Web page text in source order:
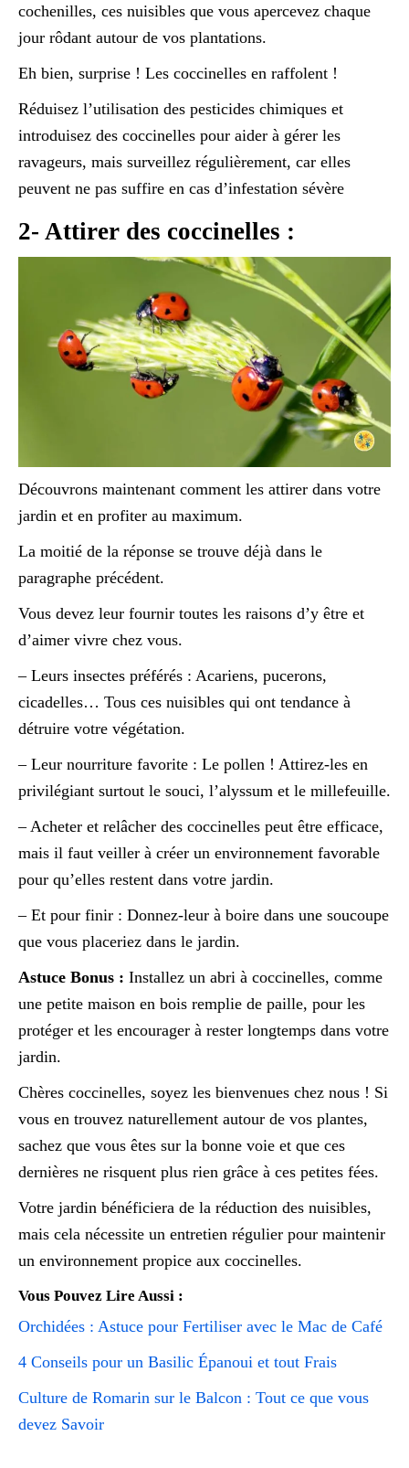
cochenilles, ces nuisibles que vous apercevez chaque
jour rôdant autour de vos plantations.
Eh bien, surprise ! Les coccinelles en raffolent !
Réduisez l’utilisation des pesticides chimiques et
introduisez des coccinelles pour aider à gérer les
ravageurs, mais surveillez régulièrement, car elles
peuvent ne pas suffire en cas d’infestation sévère
2- Attirer des coccinelles :
Découvrons maintenant comment les attirer dans votre
jardin et en profiter au maximum.
La moitié de la réponse se trouve déjà dans le
paragraphe précédent.
Vous devez leur fournir toutes les raisons d’y être et
d’aimer vivre chez vous.
– Leurs insectes préférés : Acariens, pucerons,
cicadelles… Tous ces nuisibles qui ont tendance à
détruire votre végétation.
– Leur nourriture favorite : Le pollen ! Attirez-les en
privilégiant surtout le souci, l’alyssum et le millefeuille.
– Acheter et relâcher des coccinelles peut être efficace,
mais il faut veiller à créer un environnement favorable
pour qu’elles restent dans votre jardin.
– Et pour finir : Donnez-leur à boire dans une soucoupe
que vous placeriez dans le jardin.
Astuce Bonus : Installez un abri à coccinelles, comme
une petite maison en bois remplie de paille, pour les
protéger et les encourager à rester longtemps dans votre
jardin.
Chères coccinelles, soyez les bienvenues chez nous ! Si
vous en trouvez naturellement autour de vos plantes,
sachez que vous êtes sur la bonne voie et que ces
dernières ne risquent plus rien grâce à ces petites fées.
Votre jardin bénéficiera de la réduction des nuisibles,
mais cela nécessite un entretien régulier pour maintenir
un environnement propice aux coccinelles.
Vous Pouvez Lire Aussi :
Orchidées : Astuce pour Fertiliser avec le Mac de Café
4 Conseils pour un Basilic Épanoui et tout Frais
Culture de Romarin sur le Balcon : Tout ce que vous
devez Savoir